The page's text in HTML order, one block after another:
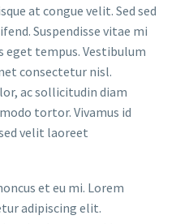
at congue velit. Sed sed
Suspendisse vitae mi
eget tempus. Vestibulum
consectetur nisl.
ac sollicitudin diam
tortor. Vivamus id
velit laoreet
et eu mi. Lorem
adipiscing elit.